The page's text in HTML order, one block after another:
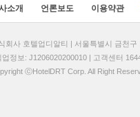
소개 언론보도 이용약관
회사 호텔업디알티 | 서울특별시 금천
업정보: J1206020200010 | 고객센터
ⓒHotelDRT Corp. All Right